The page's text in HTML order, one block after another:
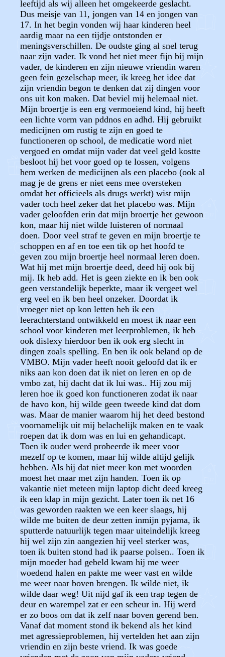
leeftijd als wij alleen het omgekeerde geslacht.
Dus meisje van 11, jongen van 14 en jongen van
17. In het begin vonden wij haar kinderen heel
aardig maar na een tijdje ontstonden er
meningsverschillen. De oudste ging al snel terug
naar zijn vader. Ik vond het niet meer fijn bij mijn
vader, de kinderen en zijn nieuwe vriendin waren
geen fein gezelschap meer, ik kreeg het idee dat
zijn vriendin begon te denken dat zij dingen voor
ons uit kon maken. Dat beviel mij helemaal niet.
Mijn broertje is een erg vermoeiend kind, hij heeft
een lichte vorm van pddnos en adhd. Hij gebruikt
medicijnen om rustig te zijn en goed te
functioneren op school, de medicatie word niet
vergoed en omdat mijn vader dat veel geld kostte
besloot hij het voor goed op te lossen, volgens
hem werken de medicijnen als een placebo (ook al
mag je de grens er niet eens mee oversteken
omdat het officieels als drugs werkt) wist mijn
vader toch heel zeker dat het placebo was. Mijn
vader geloofden erin dat mijn broertje het gewoon
kon, maar hij niet wilde luisteren of normaal
doen. Door veel straf te geven en mijn broertje te
schoppen en af en toe een tik op het hoofd te
geven zou mijn broertje heel normaal leren doen.
Wat hij met mijn broertje deed, deed hij ook bij
mij. Ik heb add. Het is geen ziekte en ik ben ook
geen verstandelijk beperkte, maar ik vergeet wel
erg veel en ik ben heel onzeker. Doordat ik
vroeger niet op kon letten heb ik een
leerachterstand ontwikkeld en moest ik naar een
school voor kinderen met leerproblemen, ik heb
ook dislexy hierdoor ben ik ook erg slecht in
dingen zoals spelling. En ben ik ook beland op de
VMBO. Mijn vader heeft nooit geloofd dat ik er
niks aan kon doen dat ik niet on leren en op de
vmbo zat, hij dacht dat ik lui was.. Hij zou mij
leren hoe ik goed kon functioneren zodat ik naar
de havo kon, hij wilde geen tweede kind dat dom
was. Maar de manier waarom hij het deed bestond
voornamelijk uit mij belachelijk maken en te vaak
roepen dat ik dom was en lui en gehandicapt.
Toen ik ouder werd probeerde ik meer voor
mezelf op te komen, maar hij wilde altijd gelijk
hebben. Als hij dat niet meer kon met woorden
moest het maar met zijn handen. Toen ik op
vakantie niet meteen mijn laptop dicht deed kreeg
ik een klap in mijn gezicht. Later toen ik net 16
was geworden raakten we een keer slaags, hij
wilde me buiten de deur zetten inmijn pyjama, ik
sputterde natuurlijk tegen maar uiteindelijk kreeg
hij wel zijn zin aangezien hij veel sterker was,
toen ik buiten stond had ik paarse polsen.. Toen ik
mijn moeder had gebeld kwam hij me weer
woedend halen en pakte me weer vast en wilde
me weer naar boven brengen. Ik wilde niet, ik
wilde daar weg! Uit nijd gaf ik een trap tegen de
deur en warempel zat er een scheur in. Hij werd
er zo boos om dat ik zelf naar boven gerend ben.
Vanaf dat moment stond ik bekend als het kind
met agressieproblemen, hij vertelden het aan zijn
vriendin en zijn beste vriend. Ik was goede